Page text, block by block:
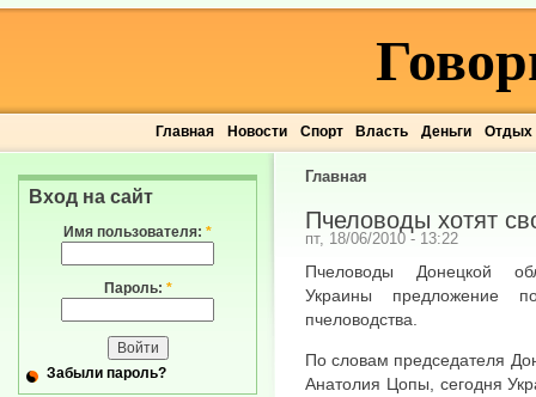
Главная Новости Спорт Власть Деньги Отдых
Главная
Пчеловоды хотят
пт, 18/06/2010 - 13:22
Пчеловоды Донецкой
Украины предложение
пчеловодства.
По словам председателя
Анатолия Цопы, сегодня
Вход на сайт
Имя пользователя: *
Пароль: *
Забыли пароль?